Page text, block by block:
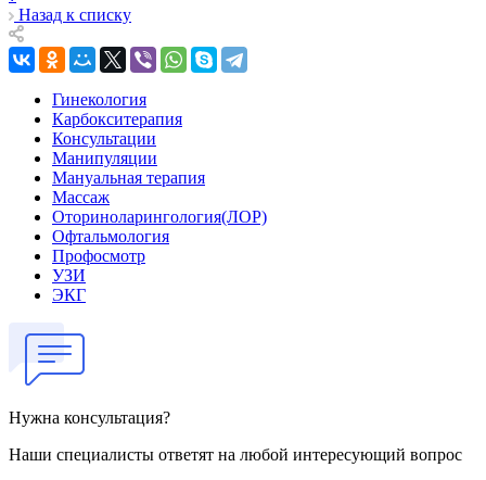
Назад к списку
Гинекология
Карбокситерапия
Консультации
Манипуляции
Мануальная терапия
Массаж
Оториноларингология(ЛОР)
Офтальмология
Профосмотр
УЗИ
ЭКГ
Нужна консультация?
Наши специалисты ответят на любой интересующий вопрос